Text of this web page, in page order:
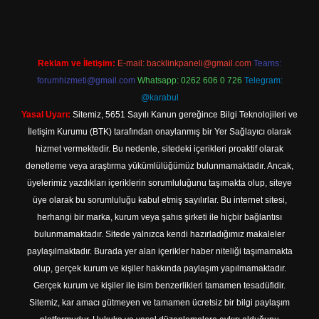
Reklam ve İletişim: E-mail: backlinkpaneli@gmail.com Teams:
forumhizmeti@gmail.com Whatsapp: 0262 606 0 726 Telegram:
@karabul
Yasal Uyarı: Sitemiz, 5651 Sayılı Kanun gereğince Bilgi Teknolojileri ve
İletişim Kurumu (BTK) tarafından onaylanmış bir Yer Sağlayıcı olarak
hizmet vermektedir. Bu nedenle, sitedeki içerikleri proaktif olarak
denetleme veya araştırma yükümlülüğümüz bulunmamaktadır. Ancak,
üyelerimiz yazdıkları içeriklerin sorumluluğunu taşımakta olup, siteye
üye olarak bu sorumluluğu kabul etmiş sayılırlar. Bu internet sitesi,
herhangi bir marka, kurum veya şahıs şirketi ile hiçbir bağlantısı
bulunmamaktadır. Sitede yalnızca kendi hazırladığımız makaleler
paylaşılmaktadır. Burada yer alan içerikler haber niteliği taşımamakta
olup, gerçek kurum ve kişiler hakkında paylaşım yapılmamaktadır.
Gerçek kurum ve kişiler ile isim benzerlikleri tamamen tesadüfidir.
Sitemiz, kar amacı gütmeyen ve tamamen ücretsiz bir bilgi paylaşım